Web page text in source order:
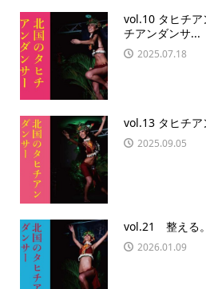
vol.10 タヒチア
チアンダンサ...
2025.07.18
vol.13 タヒチア
2025.09.05
vol.21 整える
2026.01.09